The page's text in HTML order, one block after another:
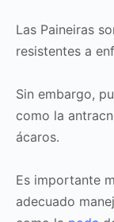
Las Paineiras
resistentes a
Sin embargo,
como la
ácaros.
Es importante
adecuado